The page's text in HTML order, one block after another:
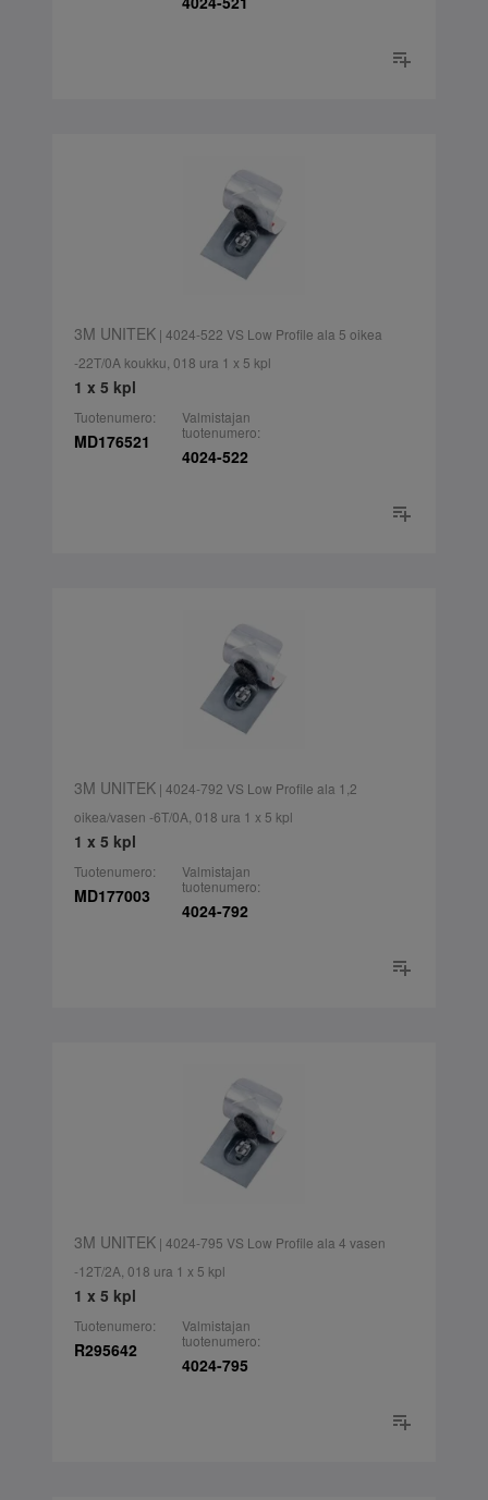
3M UNITEK| 4024-522 VS Low Profile ala 5 oikea
-22T/0A koukku, 018 ura 1 x 5 kpl
1 x 5 kpl
Tuotenumero:
MD176521
Valmistajan
tuotenumero:
4024-522
3M UNITEK| 4024-792 VS Low Profile ala 1,2
oikea/vasen -6T/0A, 018 ura 1 x 5 kpl
1 x 5 kpl
Tuotenumero:
MD177003
Valmistajan
tuotenumero:
4024-792
3M UNITEK| 4024-795 VS Low Profile ala 4 vasen
-12T/2A, 018 ura 1 x 5 kpl
1 x 5 kpl
Tuotenumero:
R295642
Valmistajan
tuotenumero:
4024-795